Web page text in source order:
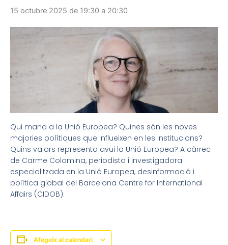
15 octubre 2025 de 19:30 a 20:30
Qui mana a la Unió Europea? Quines són les noves
majories polítiques que influeixen en les institucions?
Quins valors representa avui la Unió Europea? A càrrec
de Carme Colomina, periodista i investigadora
especialitzada en la Unió Europea, desinformació i
política global del Barcelona Centre for International
Affairs (CIDOB).
Afegeix al calendari